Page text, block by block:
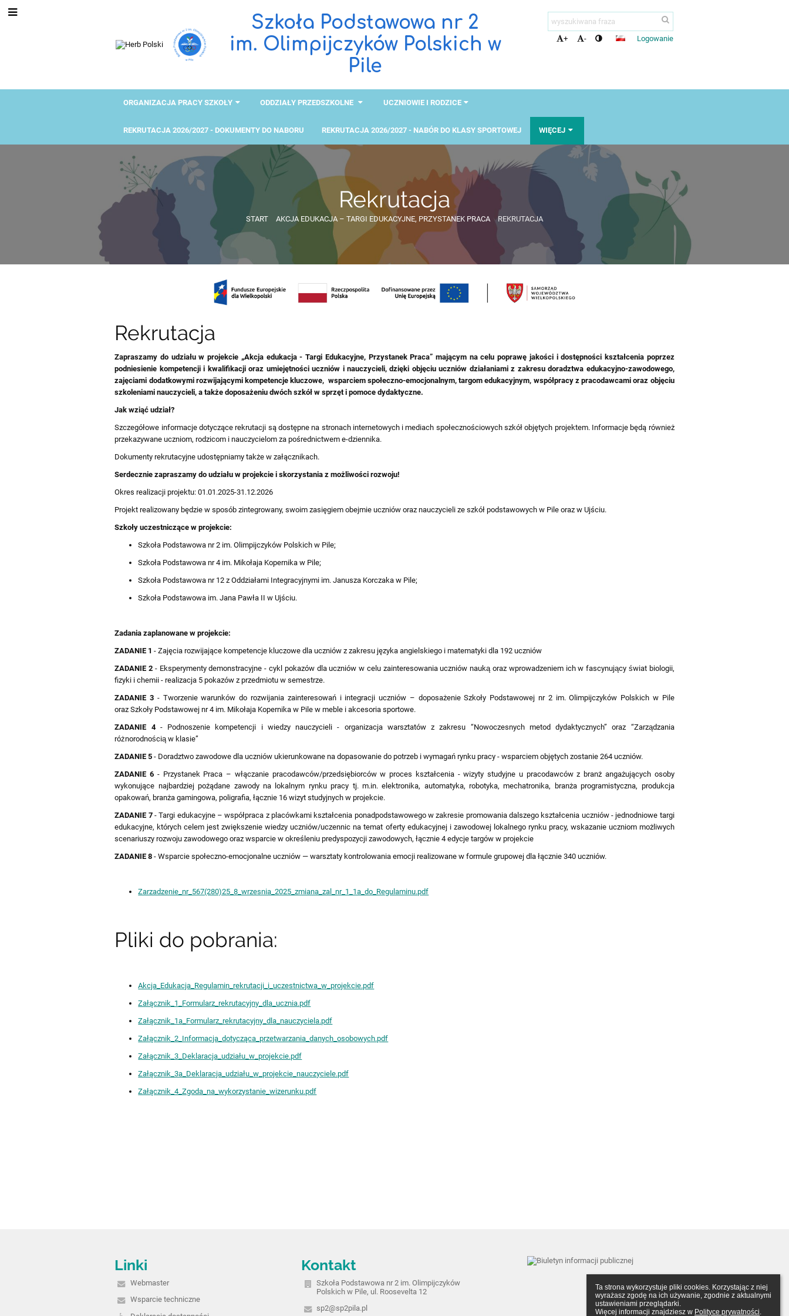
Ta strona wykorzystuje pliki cookies. Korzystając z niej
wyrażasz zgodę na ich używanie, zgodnie z aktualnymi
ustawieniami przeglądarki.
Więcej informacji znajdziesz w Polityce prywatności.
Szkoła Podstawowa nr 2
im. Olimpijczyków Polskich w
Pile
+ - Logowanie
ORGANIZACJA PRACY SZKOŁY ODDZIAŁY PRZEDSZKOLNE UCZNIOWIE I RODZICE
REKRUTACJA 2026/2027 - DOKUMENTY DO NABORU REKRUTACJA 2026/2027 - NABÓR DO KLASY SPORTOWEJ WIĘCEJ
Rekrutacja
START AKCJA EDUKACJA – TARGI EDUKACYJNE, PRZYSTANEK PRACA REKRUTACJA
Rekrutacja
Rekrutacja
Zapraszamy do udziału w projekcie „Akcja edukacja - Targi Edukacyjne, Przystanek Praca” mającym na celu poprawę jakości i dostępności kształcenia poprzez
podniesienie kompetencji i kwalifikacji oraz umiejętności uczniów i nauczycieli, dzięki objęciu uczniów działaniami z zakresu doradztwa edukacyjno-zawodowego,
zajęciami dodatkowymi rozwijającymi kompetencje kluczowe, wsparciem społeczno-emocjonalnym, targom edukacyjnym, współpracy z pracodawcami oraz objęciu
szkoleniami nauczycieli, a także doposażeniu dwóch szkół w sprzęt i pomoce dydaktyczne.
Jak wziąć udział?
Szczegółowe informacje dotyczące rekrutacji są dostępne na stronach internetowych i mediach społecznościowych szkół objętych projektem. Informacje będą również
przekazywane uczniom, rodzicom i nauczycielom za pośrednictwem e-dziennika.
Dokumenty rekrutacyjne udostępniamy także w załącznikach.
Serdecznie zapraszamy do udziału w projekcie i skorzystania z możliwości rozwoju!
Okres realizacji projektu: 01.01.2025-31.12.2026
Projekt realizowany będzie w sposób zintegrowany, swoim zasięgiem obejmie uczniów oraz nauczycieli ze szkół podstawowych w Pile oraz w Ujściu.
Szkoły uczestniczące w projekcie:
Szkoła Podstawowa nr 2 im. Olimpijczyków Polskich w Pile;
Szkoła Podstawowa nr 4 im. Mikołaja Kopernika w Pile;
Szkoła Podstawowa nr 12 z Oddziałami Integracyjnymi im. Janusza Korczaka w Pile;
Szkoła Podstawowa im. Jana Pawła II w Ujściu.
Zadania zaplanowane w projekcie:
ZADANIE 1- Zajęcia rozwijające kompetencje kluczowe dla uczniów z zakresu języka angielskiego i matematyki dla 192 uczniów
ZADANIE 2 - Eksperymenty demonstracyjne - cykl pokazów dla uczniów w celu zainteresowania uczniów nauką oraz wprowadzeniem ich w fascynujący świat biologii,
fizyki i chemii - realizacja 5 pokazów z przedmiotu w semestrze.
ZADANIE 3 - Tworzenie warunków do rozwijania zainteresowań i integracji uczniów – doposażenie Szkoły Podstawowej nr 2 im. Olimpijczyków Polskich w Pile
oraz Szkoły Podstawowej nr 4 im. Mikołaja Kopernika w Pile w meble i akcesoria sportowe.
ZADANIE 4 - Podnoszenie kompetencji i wiedzy nauczycieli - organizacja warsztatów z zakresu “Nowoczesnych metod dydaktycznych” oraz “Zarządzania
różnorodnością w klasie”
ZADANIE 5- Doradztwo zawodowe dla uczniów ukierunkowane na dopasowanie do potrzeb i wymagań rynku pracy - wsparciem objętych zostanie 264 uczniów.
ZADANIE 6 - Przystanek Praca – włączanie pracodawców/przedsiębiorców w proces kształcenia - wizyty studyjne u pracodawców z branż angażujących osoby
wykonujące najbardziej pożądane zawody na lokalnym rynku pracy tj. m.in. elektronika, automatyka, robotyka, mechatronika, branża programistyczna, produkcja
opakowań, branża gamingowa, poligrafia, łącznie 16 wizyt studyjnych w projekcie.
ZADANIE 7 - Targi edukacyjne – współpraca z placówkami kształcenia ponadpodstawowego w zakresie promowania dalszego kształcenia uczniów - jednodniowe targi
edukacyjne, których celem jest zwiększenie wiedzy uczniów/uczennic na temat oferty edukacyjnej i zawodowej lokalnego rynku pracy, wskazanie uczniom możliwych
scenariuszy rozwoju zawodowego oraz wsparcie w określeniu predyspozycji zawodowych, łącznie 4 edycje targów w projekcie
ZADANIE 8 - Wsparcie społeczno-emocjonalne uczniów — warsztaty kontrolowania emocji realizowane w formule grupowej dla łącznie 340 uczniów.
Zarzadzenie_nr_567(280)25_8_wrzesnia_2025_zmiana_zal_nr_1_1a_do_Regulaminu.pdf
Pliki do pobrania:
Akcja_Edukacja_Regulamin_rekrutacji_i_uczestnictwa_w_projekcie.pdf
Załącznik_1_Formularz_rekrutacyjny_dla_ucznia.pdf
Załącznik_1a_Formularz_rekrutacyjny_dla_nauczyciela.pdf
Załącznik_2_Informacja_dotycząca_przetwarzania_danych_osobowych.pdf
Załącznik_3_Deklaracja_udziału_w_projekcie.pdf
Załącznik_3a_Deklaracja_udziału_w_projekcie_nauczyciele.pdf
Załącznik_4_Zgoda_na_wykorzystanie_wizerunku.pdf
Linki
Webmaster
Wsparcie techniczne
Kontakt
Szkoła Podstawowa nr 2 im. Olimpijczyków
Polskich w Pile, ul. Roosevelta 12
sp2@sp2pila.pl